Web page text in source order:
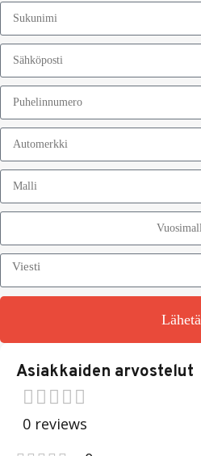
Lähetä
Asiakkaiden arvostelut
0 reviews